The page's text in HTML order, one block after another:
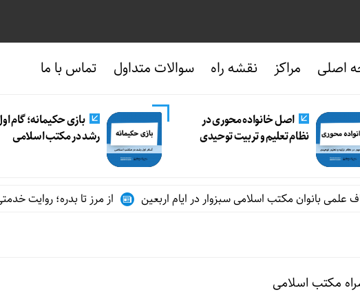
اصلی مراکز نقشه راه سوالات متداول تماس با ما
اصل خانواده محوری در
نظام تعلیم و تربیت توحیدی
بازی حکیمانه؛ گام
رشد در مکتب اسلامی
علمی بانوان مکتب اسلامی سبزوار در ایام اربعین از مرز تا بدره؛ روایت خدمتی
مکتب اسلامی